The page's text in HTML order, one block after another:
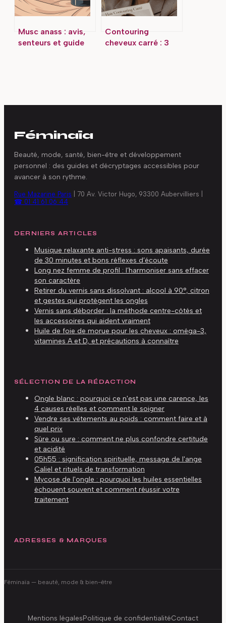
Musc anass : avis,
senteurs et guide
Contouring
cheveux carré : 3
Féminaïa
Beauté, mode, santé, bien-être et développement
personnel : des guides et décryptages accessibles pour
avancer à son rythme.
Rue Mazarine Paris 70 Av. Victor Hugo, 93300 Aubervilliers
☎ 01 41 61 06 44
DERNIERS ARTICLES
Musique relaxante anti-stress : sons apaisants, durée
de 30 minutes et bons réflexes d’écoute
Long nez femme de profil : l’harmoniser sans effacer
son caractère
Retirer du vernis sans dissolvant : alcool à 90°, citron
et gestes qui protègent les ongles
Vernis sans déborder : la méthode centre-côtés et
les accessoires qui aident vraiment
Huile de foie de morue pour les cheveux : oméga-3,
vitamines A et D, et précautions à connaître
SÉLECTION DE LA RÉDACTION
Ongle blanc : pourquoi ce n'est pas une carence, les
4 causes réelles et comment le soigner
Vendre ses vêtements au poids : comment faire et à
quel prix
Sûre ou sure : comment ne plus confondre certitude
et acidité
05h55 : signification spirituelle, message de l'ange
Caliel et rituels de transformation
Mycose de l'ongle : pourquoi les huiles essentielles
échouent souvent et comment réussir votre
traitement
ADRESSES & MARQUES
Féminaïa — beauté, mode & bien-être
Mentions légalesPolitique de confidentialitéContact